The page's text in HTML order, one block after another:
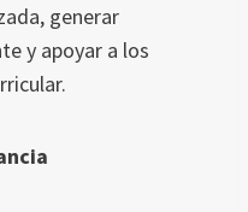
generar
y apoyar a los